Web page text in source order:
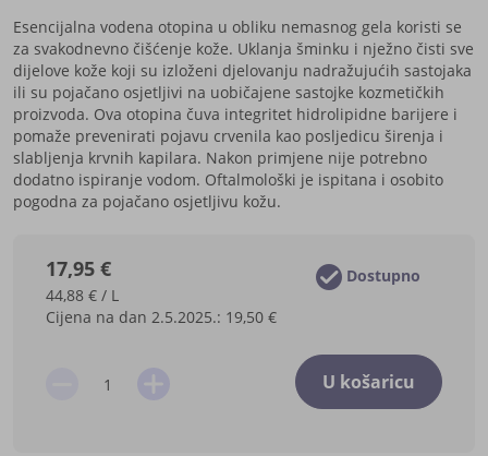
Esencijalna vodena otopina u obliku nemasnog gela koristi se
za svakodnevno čišćenje kože. Uklanja šminku i nježno čisti sve
dijelove kože koji su izloženi djelovanju nadražujućih sastojaka
ili su pojačano osjetljivi na uobičajene sastojke kozmetičkih
proizvoda. Ova otopina čuva integritet hidrolipidne barijere i
pomaže prevenirati pojavu crvenila kao posljedicu širenja i
slabljenja krvnih kapilara. Nakon primjene nije potrebno
dodatno ispiranje vodom. Oftalmološki je ispitana i osobito
pogodna za pojačano osjetljivu kožu.
Dostupno
17,95 €
44,88 € / L
Cijena na dan 2.5.2025.: 19,50 €
U košaricu